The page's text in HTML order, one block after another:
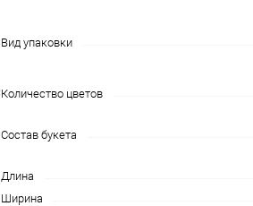
Вид упаковки
Количество цветов
Состав букета
Длина
Ширина